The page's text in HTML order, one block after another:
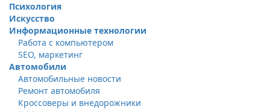
Психология
Искусство
Информационные технологии
Работа с компьютером
SEO, маркетинг
Автомобили
Автомобильные новости
Ремонт автомобиля
Кроссоверы и внедорожники